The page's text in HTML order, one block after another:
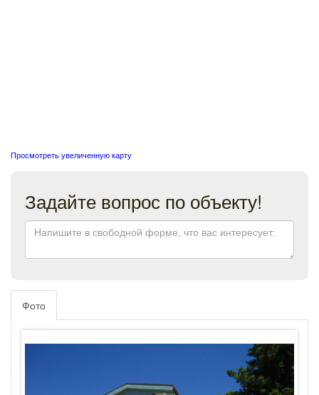
Просмотреть увеличенную карту
Задайте вопрос по объекту!
Фото